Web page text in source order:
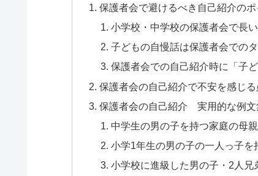
保護者会で避けるべき自己紹介のポ
小学校・中学校の保護者会で長
子どもの自慢話は保護者会での
保護者会での自己紹介時に「子
保護者会の自己紹介で不安を感じ
保護者会の自己紹介 実用的な例文
中学生の男の子を持つ家庭の母
小学1年生の男の子の一人っ子
小学校に進級した男の子・2人兄